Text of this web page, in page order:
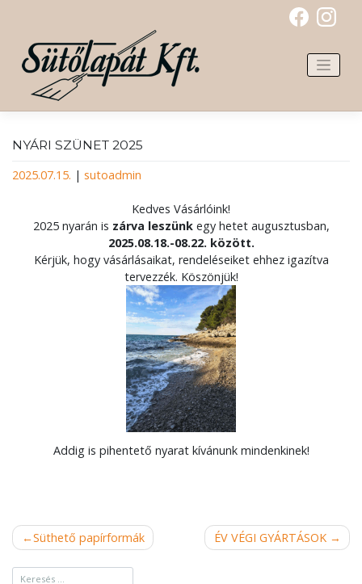
content
NYÁRI SZÜNET 2025
2025.07.15. | sutoadmin
Kedves Vásárlóink!
2025 nyarán is zárva leszünkegy hetet augusztusban,
2025.08.18.-08.22. között.
Kérjük, hogy vásárlásaikat, rendeléseiket ehhez igazítva
tervezzék. Köszönjük!
Addig is pihentető nyarat kívánunk mindenkinek!
Bejegyzés
navigáció
Süthető papírformák ÉV VÉGI GYÁRTÁSOK